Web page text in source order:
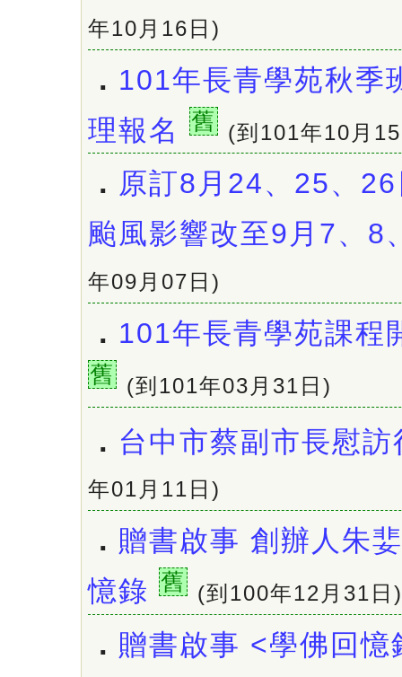
年10月16日)
． 101年長青學苑秋季
理報名
舊 (到101年10月
． 原訂8月24、25、
颱風影響改至9月7、8
年09月07日)
． 101年長青學苑課程
舊 (到101年03月31日)
． 台中市蔡副市長慰訪
年01月11日)
． 贈書啟事 創辦人朱
憶錄 舊 (到100年12月31日)
． 贈書啟事 <學佛回憶